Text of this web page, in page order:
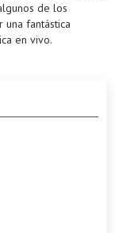
de los
fantástica
en vivo.